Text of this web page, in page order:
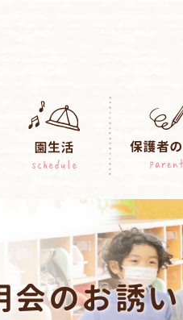
会のお誘い